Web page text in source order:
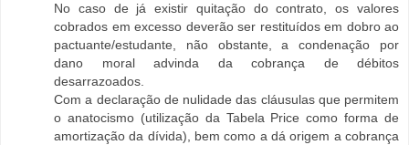
No caso de já existir quitação do contrato, os valores
cobrados em excesso deverão ser restituídos em dobro ao
pactuante/estudante, não obstante, a condenação por
dano moral advinda da cobrança de débitos
desarrazoados.
Com a declaração de nulidade das cláusulas que permitem
o anatocismo (utilização da Tabela Price como forma de
amortização da dívida), bem como a dá origem a cobrança